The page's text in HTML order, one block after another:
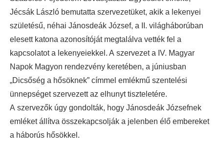
Jécsák László bemutatta szervezetüket, akik a lekenyei
születésű, néhai Jánosdeák József, a II. világháborúban
elesett katona azonosítóját megtalálva vették fel a
kapcsolatot a lekenyeiekkel. A szervezet a IV. Magyar
Napok Magyon rendezvény keretében, a júniusban
„Dicsőség a hősöknek” címmel emlékmű szentelési
ünnepséget szervezett az elhunyt tiszteletére.
A szervezők úgy gondolták, hogy Jánosdeák Józsefnek
emléket állítva összekapcsolják a jelenben élő embereket
a háborús hősökkel.